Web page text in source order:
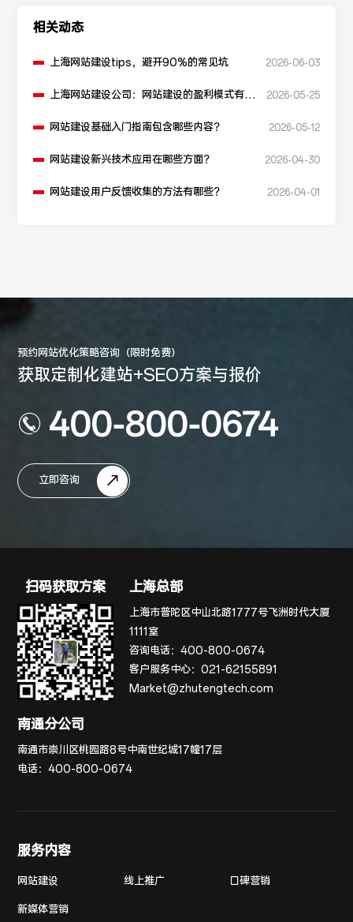
相关动态
上海网站建设tips，避开90%的常见坑 2026-06-03
上海网站建设公司：网站建设的盈利模式有哪
2026-05-25
网站建设基础入门指南包含哪些内容？ 2026-05-12
网站建设新兴技术应用在哪些方面？ 2026-04-30
网站建设用户反馈收集的方法有哪些？ 2026-04-01
预约网站优化策略咨询（限时免费）
获取定制化建站+SEO方案与报价
400-800-0674
立即咨询
扫码获取方案 上海总部
上海市普陀区中山北路1777号飞洲时代大厦
1111室
咨询电话：400-800-0674
客户服务中心：021-62155891
Market@zhutengtech.com
南通分公司
南通市崇川区桃园路8号中南世纪城17幢17层
电话：400-800-0674
服务内容
网站建设 线上推广 口碑营销
新媒体营销